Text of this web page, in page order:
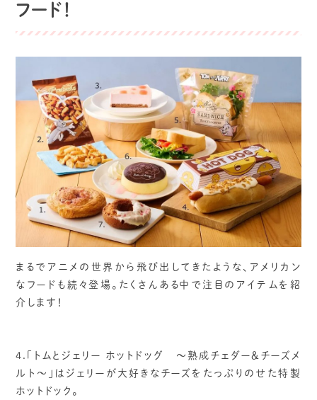
フード！
まるでアニメの世界から飛び出してきたような、アメリカン
なフードも続々登場。たくさんある中で注目のアイテムを紹
介します！
4.「トムとジェリー ホットドッグ ～熟成チェダー＆チーズメ
ルト～」はジェリーが大好きなチーズをたっぷりのせた特製
ホットドック。